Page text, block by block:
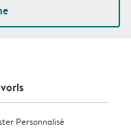
Personnalisé